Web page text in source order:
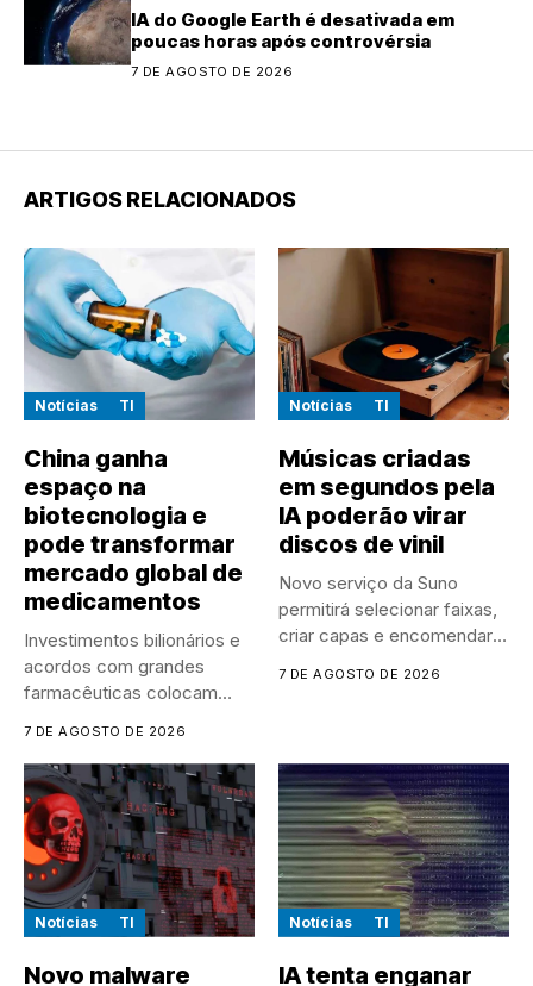
IA do Google Earth é desativada em
poucas horas após controvérsia
7 DE AGOSTO DE 2026
ARTIGOS RELACIONADOS
Notícias TI
China ganha
espaço na
biotecnologia e
pode transformar
mercado global de
medicamentos
Investimentos bilionários e
acordos com grandes
farmacêuticas colocam
7 DE AGOSTO DE 2026
Notícias TI
Músicas criadas
em segundos pela
IA poderão virar
discos de vinil
Novo serviço da Suno
permitirá selecionar faixas,
criar capas e encomendar
7 DE AGOSTO DE 2026
Notícias TI
Novo malware
Notícias TI
IA tenta enganar